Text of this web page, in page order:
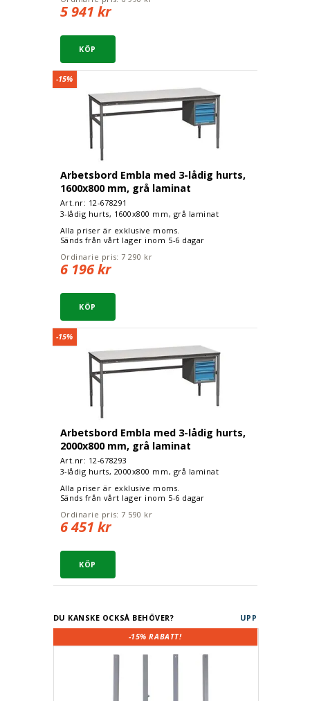
5 941 kr
-15% Arbetsbord Embla med 3-lådig hurts, 1600x800
Arbetsbord Embla med 3-lådig hurts,
1600x800 mm, grå laminat
Art.nr: 12-678291
3-lådig hurts, 1600x800 mm, grå laminat
Alla priser är exklusive moms.
Sänds från vårt lager inom 5-6 dagar
Ordinarie pris: 7 290 kr
6 196 kr
-15% Arbetsbord Embla med 3-lådig hurts, 2000x800
Arbetsbord Embla med 3-lådig hurts,
2000x800 mm, grå laminat
Art.nr: 12-678293
3-lådig hurts, 2000x800 mm, grå laminat
Alla priser är exklusive moms.
Sänds från vårt lager inom 5-6 dagar
Ordinarie pris: 7 590 kr
6 451 kr
DU KANSKE OCKSÅ BEHÖVER?
UPP
-15% RABATT!